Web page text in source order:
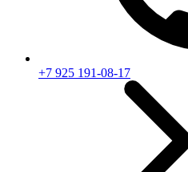
+7 925 191-08-17